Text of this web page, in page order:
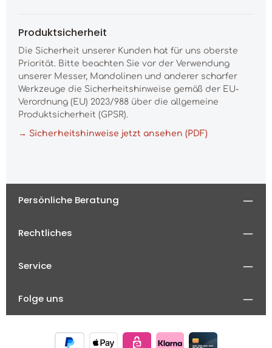
Produktsicherheit
Die Sicherheit unserer Kunden hat für uns oberste
Priorität. Bitte beachten Sie vor der Verwendung
unserer Messer, Mandolinen und anderer scharfer
Werkzeuge die Sicherheitshinweise gemäß der EU-
Verordnung (EU) 2023/988 über die allgemeine
Produktsicherheit (GPSR).
→ Sicherheitshinweise jetzt ansehen (PDF)
Persönliche Beratung
Rechtliches
Service
Folge uns